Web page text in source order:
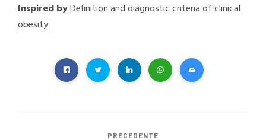
Inspired byDefinition and diagnostic criteria of clinical
obesity
PRECEDENTE